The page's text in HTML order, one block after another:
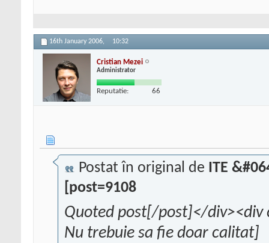
16th January 2006, 10:32
Cristian Mezei
Administrator
Reputatie: 66
Postat în original de ITE
[post=9108
Quoted post[/post]</div><div
Nu trebuie sa fie doar calitat]